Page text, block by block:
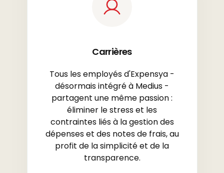
Carrières
Tous les employés d'Expensya -
désormais intégré à Medius -
partagent une même passion :
éliminer le stress et les
contraintes liés à la gestion des
dépenses et des notes de frais, au
profit de la simplicité et de la
transparence.